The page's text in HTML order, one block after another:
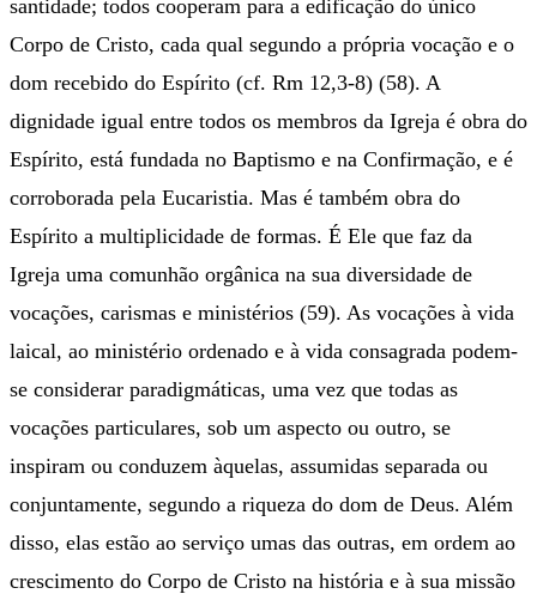
santidade; todos cooperam para a edificação do único
Corpo de Cristo, cada qual segundo a própria vocação e o
dom recebido do Espírito (cf. Rm 12,3-8) (58). A
dignidade igual entre todos os membros da Igreja é obra do
Espírito, está fundada no Baptismo e na Confirmação, e é
corroborada pela Eucaristia. Mas é também obra do
Espírito a multiplicidade de formas. É Ele que faz da
Igreja uma comunhão orgânica na sua diversidade de
vocações, carismas e ministérios (59). As vocações à vida
laical, ao ministério ordenado e à vida consagrada podem-
se considerar paradigmáticas, uma vez que todas as
vocações particulares, sob um aspecto ou outro, se
inspiram ou conduzem àquelas, assumidas separada ou
conjuntamente, segundo a riqueza do dom de Deus. Além
disso, elas estão ao serviço umas das outras, em ordem ao
crescimento do Corpo de Cristo na história e à sua missão